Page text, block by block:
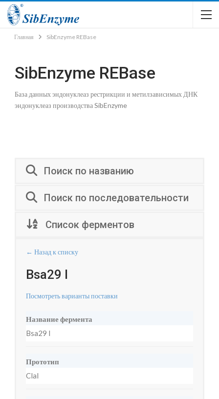
Главная SibEnzyme REBase
SibEnzyme REBase
База данных эндонуклеаз рестрикции и метилзависимых ДНК
эндонуклеаз производства SibEnzyme
Поиск по названию
Поиск по последовательности
Список ферментов
← Назад к списку
Bsa29 I
Посмотреть варианты поставки
Название фермента
Bsa29 I
Прототип
ClaI